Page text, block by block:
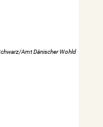
Amt Dänischer Wohld